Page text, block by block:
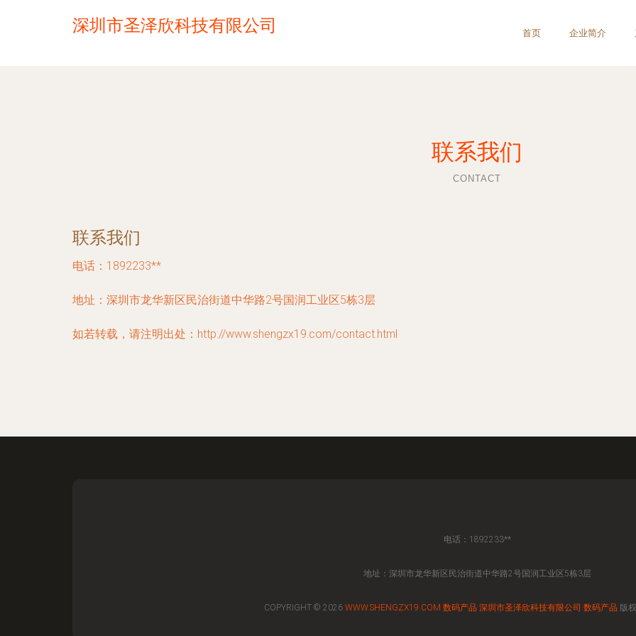
深圳市圣泽欣科技有限公司 首页 企业简介
联系我们
CONTACT
联系我们
电话：1892233**
地址：深圳市龙华新区民治街道中华路2号国润工业区5栋3层
如若转载，请注明出处：http://www.shengzx19.com/contact.html
电话：1892233**
地址：深圳市龙华新区民治街道中华路2号国润工业区5栋3层
COPYRIGHT © 2026 WWW.SHENGZX19.COM 数码产品 深圳市圣泽欣科技有限公司 数码产品 版